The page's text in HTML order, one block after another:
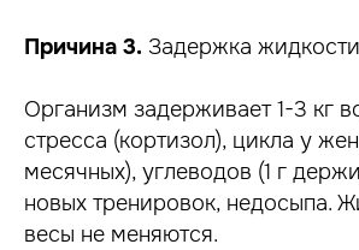
Причина 3. Задержка жидкости
Организм задерживает 1-3 кг
стресса (кортизол), цикла у
месячных), углеводов (1 г
новых тренировок, недосыпа.
весы не меняются.